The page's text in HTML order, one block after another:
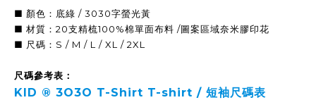
■ 顏色：底綠 / 3030字螢光黃
■ 材質：20支精梳100%棉單面布料 /圖案區域奈米膠印花
■ 尺碼：S / M / L / XL / 2XL
尺碼參考表：
KID ® 3O3O T-Shirt T-shirt / 短袖尺碼表